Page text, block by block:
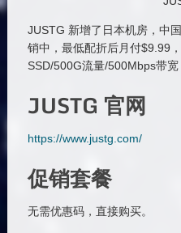
JUSTG 新增了日本机房，中
销中，最低配折后月付$9.99
SSD/500G流量/500Mbps带宽
JUSTG 官网
https://www.justg.com/
促销套餐
无需优惠码，直接购买。